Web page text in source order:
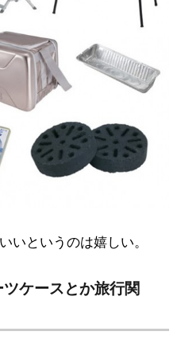
いというのは嬉しい。
ケースとか旅行関